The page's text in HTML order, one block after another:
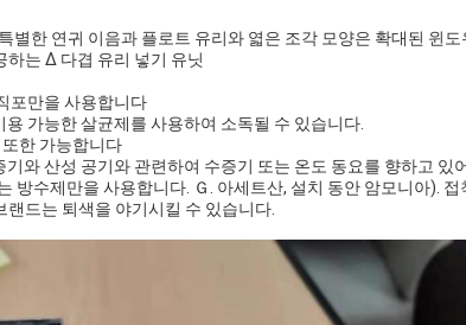
별한 연귀 이음과 플로트 유리와 엷은 조각 모양은 확대된 윈
하는 Δ 다겹 유리 넣기 유닛
포만을 사용합니다
가능한 살균제를 사용하여 소독될 수 있습니다.
한 가능합니다
와 산성 공기와 관련하여 수증기 또는 온도 동요를 향하고 있
방수제만을 사용합니다. Ｇ. 아세트산, 설치 동안 암모니아). 접
드는 퇴색을 야기시킬 수 있습니다.